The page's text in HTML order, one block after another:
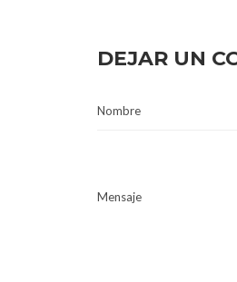
DEJAR UN
Nombre
Mensaje